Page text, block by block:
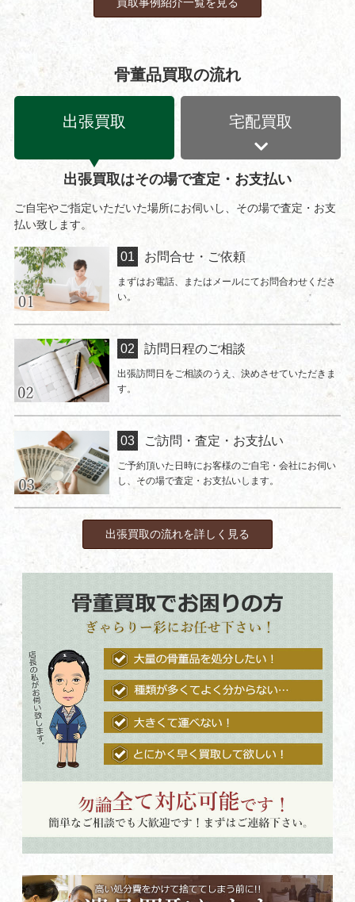
骨董品買取の流れ
出張買取 宅配買取
出張買取はその場で査定・お支払い
ご自宅やご指定いただいた場所にお伺いし、その場で査定・お支
払い致します。
お問合せ・ご依頼
まずはお電話、またはメールにてお問合わせくださ
い。
訪問日程のご相談
出張訪問日をご相談のうえ、決めさせていただきま
す。
ご訪問・査定・お支払い
ご予約頂いた日時にお客様のご自宅・会社にお伺い
し、その場で査定・お支払いします。
出張買取の流れを詳しく見る